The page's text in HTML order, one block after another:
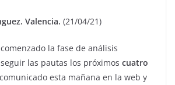
Valencia. (21/04/21)
la fase de análisis
las pautas los próximos cuatro
esta mañana en la web y